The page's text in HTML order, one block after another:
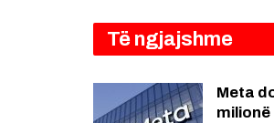
Të ngjajshme
Meta
milionë